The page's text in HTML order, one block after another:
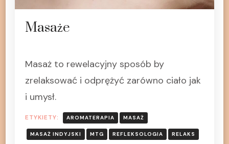
Masaże
Masaż to rewelacyjny sposób by
zrelaksować i odprężyć zarówno ciało jak
i umysł.
ETYKIETY: AROMATERAPIA MASAŻ
MASAŻ INDYJSKI MTG REFLEKSOLOGIA RELAKS